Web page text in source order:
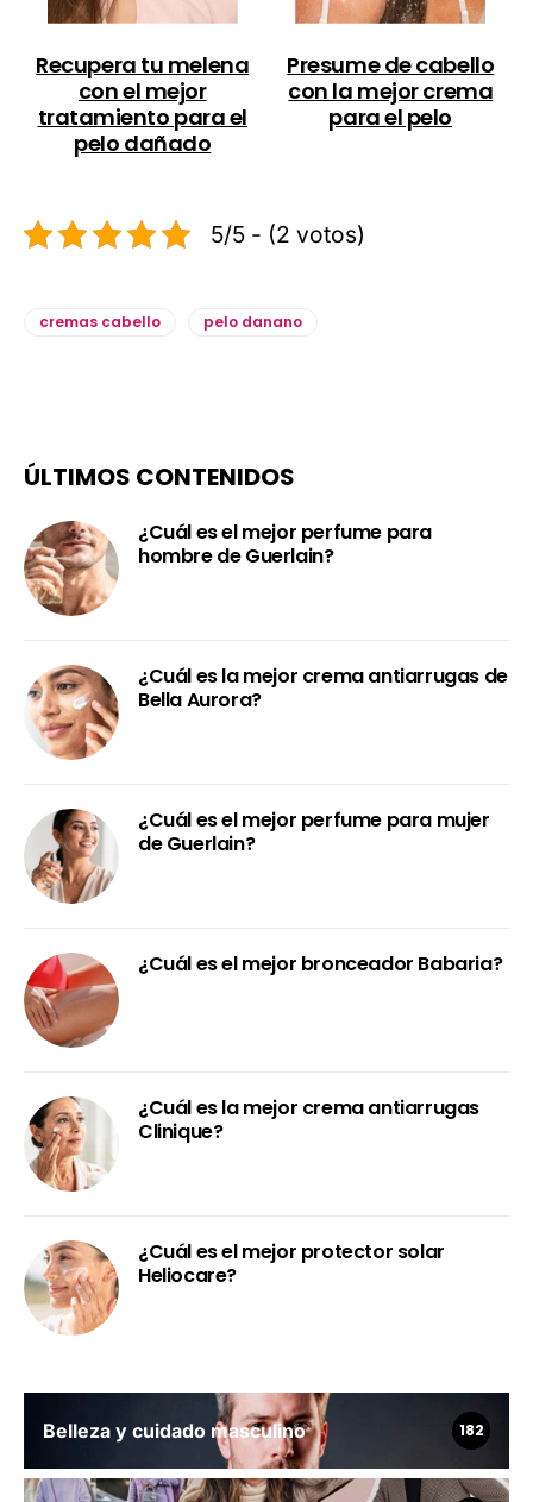
Recupera tu melena
con el mejor
tratamiento para el
pelo dañado
Presume de cabello
con la mejor crema
para el pelo
5/5 - (2 votos)
cremas cabello pelo danano
ÚLTIMOS CONTENIDOS
¿Cuál es el mejor perfume para
hombre de Guerlain?
¿Cuál es la mejor crema antiarrugas de
Bella Aurora?
¿Cuál es el mejor perfume para mujer
de Guerlain?
¿Cuál es el mejor bronceador Babaria?
¿Cuál es la mejor crema antiarrugas
Clinique?
¿Cuál es el mejor protector solar
Heliocare?
Belleza y cuidado masculino 182